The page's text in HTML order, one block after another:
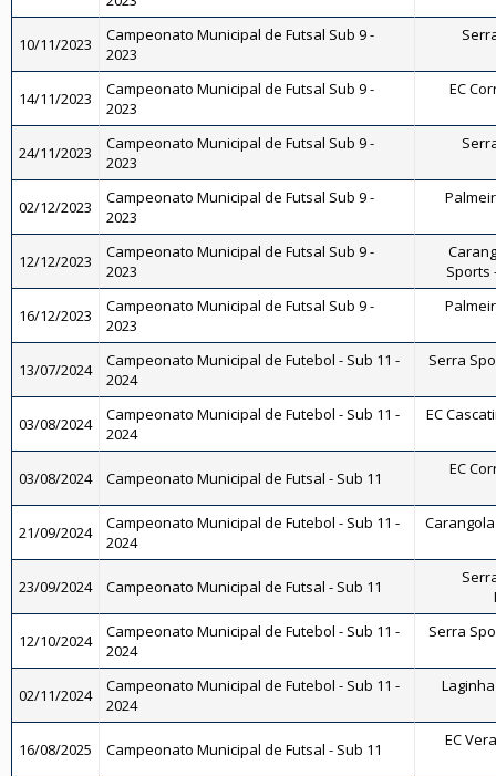
10/11/2023
Campeonato Municipal de Futsal Sub 9 -
2023
14/11/2023
Campeonato Municipal de Futsal Sub 9 -
2023
EC
24/11/2023
Campeonato Municipal de Futsal Sub 9 -
2023
02/12/2023
Campeonato Municipal de Futsal Sub 9 -
2023
12/12/2023
Campeonato Municipal de Futsal Sub 9 -
2023
Sports
16/12/2023
Campeonato Municipal de Futsal Sub 9 -
2023
13/07/2024
Campeonato Municipal de Futebol - Sub 11 -
2024
Serra
03/08/2024
Campeonato Municipal de Futebol - Sub 11 -
2024
EC
03/08/2024 Campeonato Municipal de Futsal - Sub 11 EC
21/09/2024
Campeonato Municipal de Futebol - Sub 11 -
2024
Carangola
23/09/2024 Campeonato Municipal de Futsal - Sub 11
12/10/2024
Campeonato Municipal de Futebol - Sub 11 -
2024
Serra
02/11/2024
Campeonato Municipal de Futebol - Sub 11 -
2024
Laginha
16/08/2025 Campeonato Municipal de Futsal - Sub 11 EC